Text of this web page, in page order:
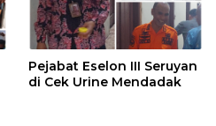
Pejabat Eselon III Seruyan
di Cek Urine Mendadak